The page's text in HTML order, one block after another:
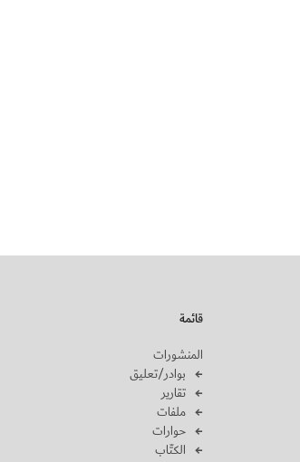
قائمة
المنشورات
بوادر/تعليق
تقارير
ملفات
حوارات
الكتّاب